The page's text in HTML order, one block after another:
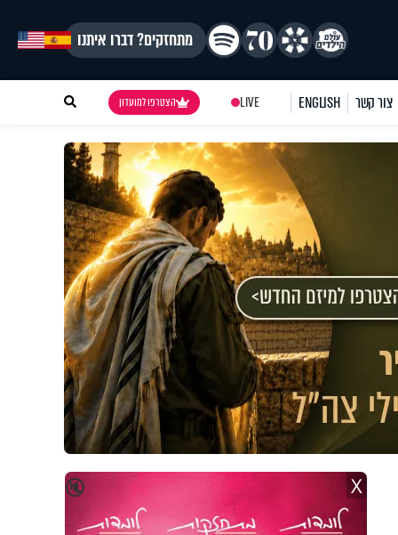
מתחזקים? דברו איתנו
צור קשר ENGLISH
LIVE הצטרפו למועדון
🔇 X